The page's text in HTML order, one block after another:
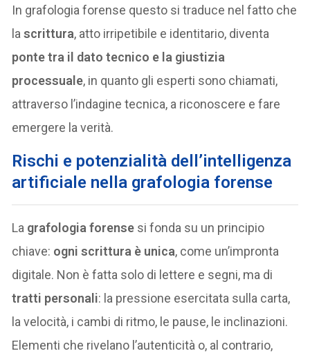
In grafologia forense questo si traduce nel fatto che
lascrittura, atto irripetibile e identitario, diventa
ponte tra il dato tecnico e la giustizia
processuale, in quanto gli esperti sono chiamati,
attraverso l’indagine tecnica, a riconoscere e fare
emergere la verità.
Rischi e potenzialità dell’intelligenza
artificiale nella grafologia forense
La grafologia forense si fonda su un principio
chiave: ogni scrittura è unica, come un’impronta
digitale. Non è fatta solo di lettere e segni, ma di
tratti personali: la pressione esercitata sulla carta,
la velocità, i cambi di ritmo, le pause, le inclinazioni.
Elementi che rivelano l’autenticità o, al contrario,